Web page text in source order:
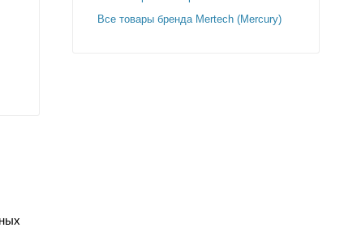
Все товары бренда Mertech (Mercury)